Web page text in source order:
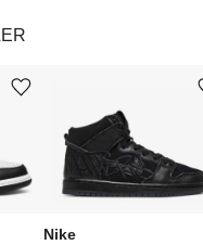
Ürünü istek listesine ekle veya listeden çıkar
Nike